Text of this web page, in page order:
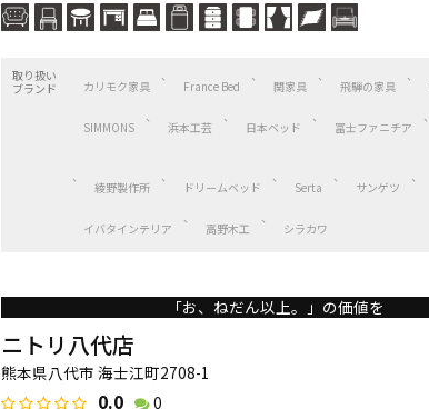
取り扱い
ブランド
カリモク家具 France Bed 関家具 飛騨の家具
SIMMONS 浜本工芸 日本ベッド
冨士ファニチア
綾野製作所 ドリームベッド Serta サンゲツ
イバタインテリア 高野木工 シラカワ
「お、ねだん以上。」の価値を
ニトリ八代店
熊本県八代市 海士江町2708-1
0.0 0